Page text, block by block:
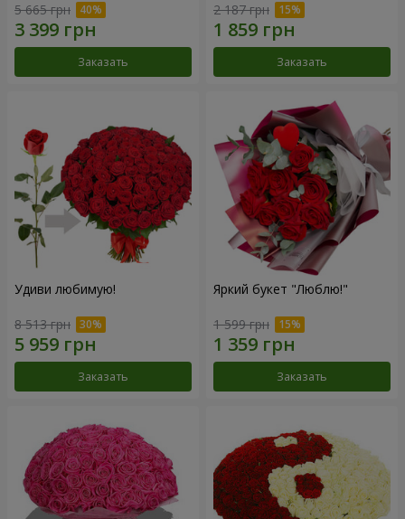
5 665 грн
Заказать
2 187 грн
Заказать
Удиви любимую!
8 513 грн
Заказать
Яркий букет "Люблю!"
1 599 грн
Заказать